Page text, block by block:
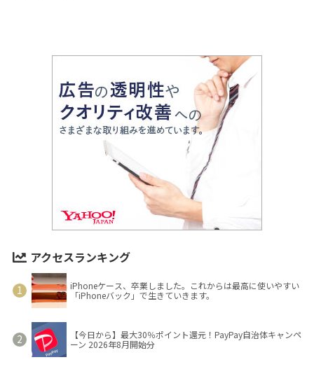
アクセスランキング
iPhoneケース、卒業しました。これからは最高に使いやすい
「iPhoneバック」で生きていきます。
【今日から】最大30％ポイント還元！PayPay自治体キャンペ
ーン 2026年8月開始分